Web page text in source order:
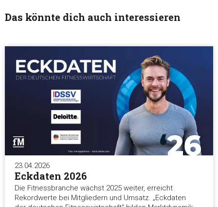
Das könnte dich auch interessieren
23.04.2026
Eckdaten 2026
Die Fitnessbranche wächst 2025 weiter, erreicht
Rekordwerte bei Mitgliedern und Umsatz. „Eckdaten